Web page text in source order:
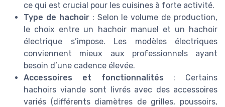
ce qui est crucial pour les cuisines à forte activité.
Type de hachoir: Selon le volume de production,
le choix entre un hachoir manuel et un hachoir
électrique s’impose. Les modèles électriques
conviennent mieux aux professionnels ayant
besoin d’une cadence élevée.
Accessoires et fonctionnalités : Certains
hachoirs viande sont livrés avec des accessoires
variés (différents diamètres de grilles, poussoirs,